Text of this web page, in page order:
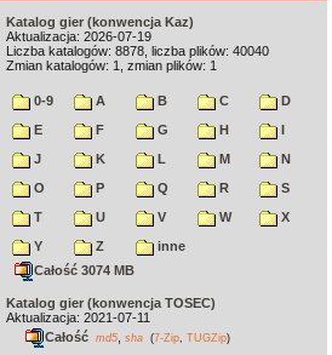
Katalog gier (konwencja Kaz)
Aktualizacja: 2026-07-19
Liczba katalogów: 8878, liczba plików: 40040
Zmian katalogów: 1, zmian plików: 1
0-9 A B C
D
E
F G H
I
J
K L M
N
O
P Q R
S
T
U V W
X
Y
Z
inne
Całość 3074 MB
Katalog gier (konwencja TOSEC)
Aktualizacja: 2021-07-11
Całość md5 sha (7-Zip TUGZip)